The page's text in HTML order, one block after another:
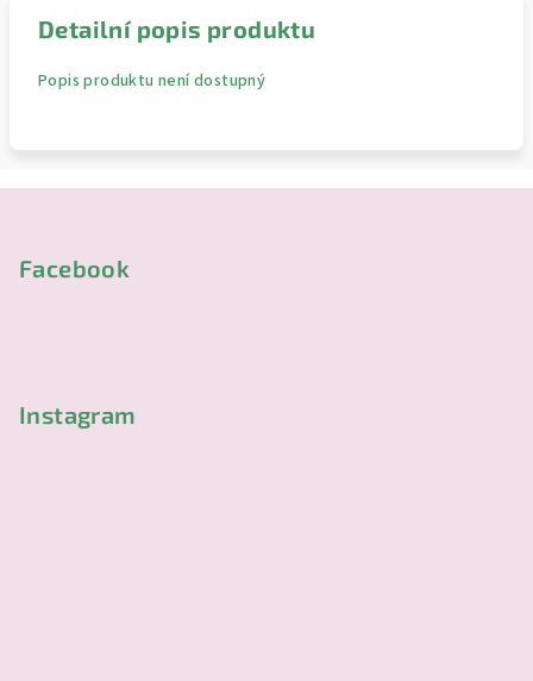
Detailní popis produktu
Popis produktu není dostupný
Facebook
Instagram